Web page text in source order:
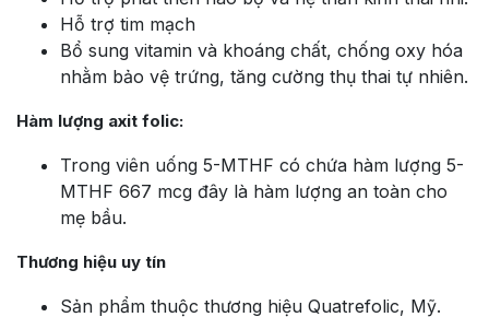
Hỗ trợ tim mạch
Bổ sung vitamin và khoáng chất, chống oxy hóa
nhằm bảo vệ trứng, tăng cường thụ thai tự nhiên.
Hàm lượng axit folic:
Trong viên uống 5-MTHF có chứa hàm lượng 5-
MTHF 667 mcg đây là hàm lượng an toàn cho
mẹ bầu.
Thương hiệu uy tín
Sản phẩm thuộc thương hiệu Quatrefolic, Mỹ.